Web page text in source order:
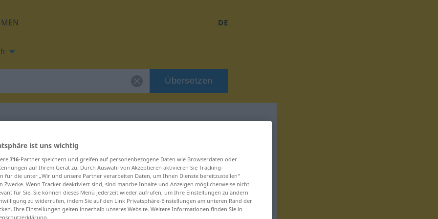
DE
Übersetzen
für "tmel"
ist uns wichtig
716-Partner speichern und greifen auf personenbezogene Daten wie Browserdaten oder
auf Ihrem Gerät zu. Durch Auswahl von Akzeptieren aktivieren Sie Tracking-
für die unter „Wir und unsere Partner verarbeiten Daten, um Ihnen Dienste bereitzustellen“
Zwecke. Wenn Tracker deaktiviert sind, sind manche Inhalte und Anzeigen möglicherweise nicht
für Sie. Sie können dieses Menü jederzeit wieder aufrufen, um Ihre Einstellungen zu ändern
zu widerrufen, indem Sie auf den Link Privatsphäre-Einstellungen am unteren Rand der
Ihre Einstellungen gelten innerhalb unseres Website. Weitere Informationen finden Sie in